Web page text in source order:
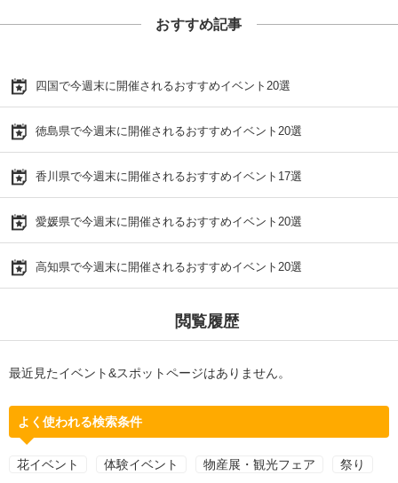
おすすめ記事
四国で今週末に開催されるおすすめイベント20選
徳島県で今週末に開催されるおすすめイベント20選
香川県で今週末に開催されるおすすめイベント17選
愛媛県で今週末に開催されるおすすめイベント20選
高知県で今週末に開催されるおすすめイベント20選
閲覧履歴
最近見たイベント&スポットページはありません。
よく使われる検索条件
花イベント 体験イベント 物産展・観光フェア 祭り